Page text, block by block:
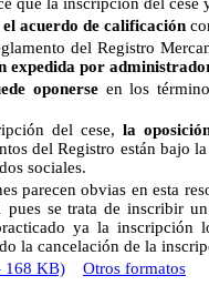
que la inscripción del cese
acuerdo de calificación
del Registro
expedida por
oponerse en los
del cese,la
del Registro están bajo
sociales.
parecen obvias en esta
pues se trata de inscribir
ya la inscripción
la cancelación de la
168 KB)
Otros formatos